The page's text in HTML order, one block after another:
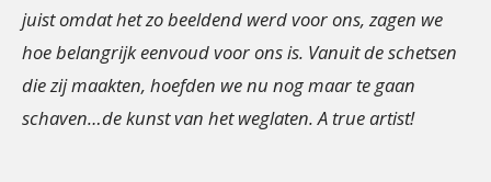
juist omdat het zo beeldend werd voor ons, zagen we
hoe belangrijk eenvoud voor ons is. Vanuit de schetsen
die zij maakten, hoefden we nu nog maar te gaan
schaven…de kunst van het weglaten. A true artist!